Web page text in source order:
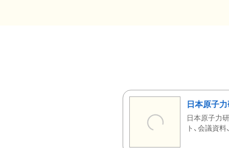
日本原子
日本原子力
ト、会議資